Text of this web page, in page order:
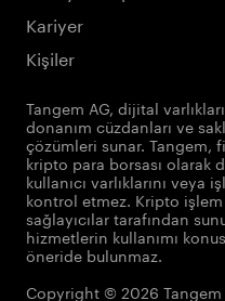
Kariyer
Kişiler
Tangem AG, dijital
donanım cüzdanları ve
çözümleri sunar. Tangem,
kripto para borsası olarak
kullanıcı varlıklarını
kontrol etmez. Kripto
sağlayıcılar tarafından
hizmetlerin kullanımı
öneride bulunmaz.